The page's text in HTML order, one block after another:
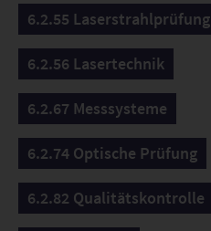
6.2.55 Laserstrahlprüfung
6.2.56 Lasertechnik
6.2.67 Messsysteme
6.2.74 Optische Prüfung
6.2.82 Qualitätskontrolle